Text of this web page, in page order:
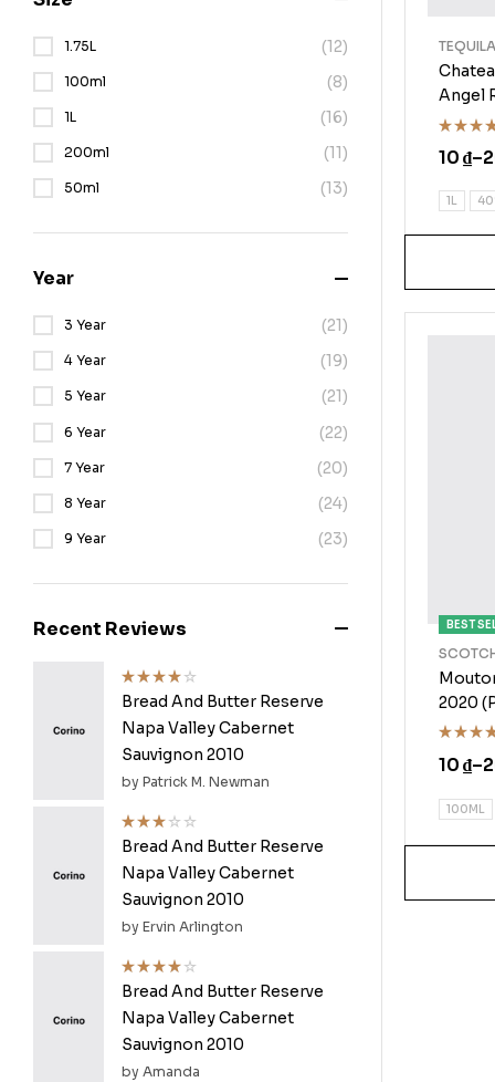
Angel
Rated
4.50
10₫–
1L
BEST
2020
Rated
4.40
10₫–
100ML
1.75L (12)
100ml (8)
1L (16)
200ml (11)
50ml (13)
Year
3 Year (21)
4 Year (19)
5 Year (21)
6 Year (22)
7 Year (20)
8 Year (24)
9 Year (23)
Recent Reviews
Rated 4
Bread And Butter Reserve
Napa Valley Cabernet
Sauvignon 2010
by Patrick M. Newman
Rated
of 5
Bread And Butter Reserve
Napa Valley Cabernet
Sauvignon 2010
by Ervin Arlington
Rated 4
Bread And Butter Reserve
Napa Valley Cabernet
Sauvignon 2010
by Amanda